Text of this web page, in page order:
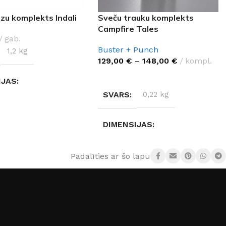
komplekts Indali
gab.
1,2 kg
Sveču trauku komplekts
Campfire Tales
Buster + Punch
129,00€ – 148,00€ kompl.
SVARS 0,22 kg
DIMENSIJAS
9 × 9 × 13 cm
Padalīties ar šo lapu: